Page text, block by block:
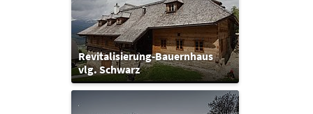
Revitalisierung-Bauernhaus
vlg. Schwarz